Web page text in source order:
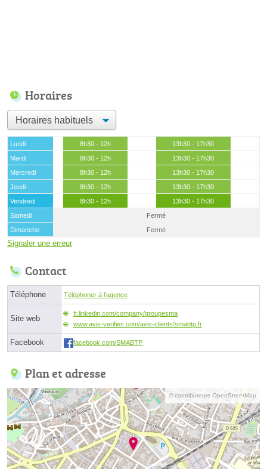
Horaires
Lundi 8h30 - 12h
13h30 - 17h30
Mardi
8h30 - 12h
13h30 - 17h30
Mercredi
8h30 - 12h
13h30 - 17h30
Jeudi
8h30 - 12h
13h30 - 17h30
Vendredi
8h30 - 12h
13h30 - 17h30
Samedi
Fermé
Dimanche
Fermé
Signaler une erreur
Contact
Téléphone Téléphoner à l'agence
Site web
fr.linkedin.com/company/groupesma
www.avis-verifies.com/avis-clients/smabtp.fr
Facebook facebook.com/SMABTP
Plan et adresse
© contributeurs OpenStreetMap